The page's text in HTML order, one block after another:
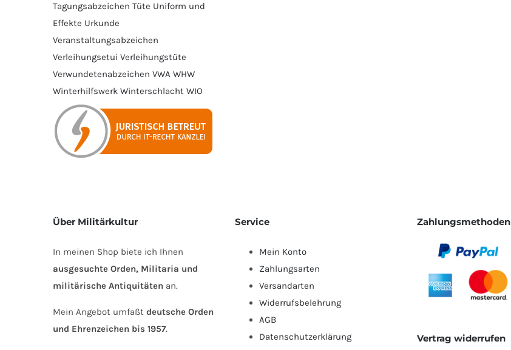
Tagungsabzeichen Tüte Uniform und
Effekte Urkunde
Veranstaltungsabzeichen
Verleihungsetui Verleihungstüte
Verwundetenabzeichen VWA WHW
Winterhilfswerk Winterschlacht WIO
Über Militärkultur
In meinen Shop biete ich Ihnen
ausgesuchte Orden, Militaria und
militärische Antiquitäten an.
Mein Angebot umfaßt deutsche Orden
und Ehrenzeichen bis 1957.
Service
Mein Konto
Zahlungsarten
Versandarten
Widerrufsbelehrung
AGB
Datenschutzerklärung
Zahlungsmethoden
Vertrag widerrufen